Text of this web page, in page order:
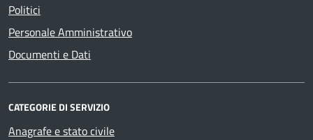
Politici
Personale Amministrativo
Documenti e Dati
CATEGORIE DI SERVIZIO
Anagrafe e stato civile